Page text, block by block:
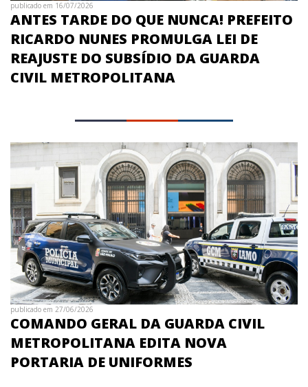
publicado em 16/07/2026
ANTES TARDE DO QUE NUNCA! PREFEITO
RICARDO NUNES PROMULGA LEI DE
REAJUSTE DO SUBSÍDIO DA GUARDA
CIVIL METROPOLITANA
publicado em 27/06/2026
COMANDO GERAL DA GUARDA CIVIL
METROPOLITANA EDITA NOVA
PORTARIA DE UNIFORMES